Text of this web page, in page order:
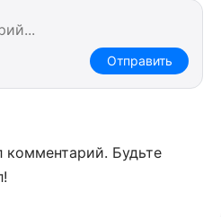
Отправить
комментарий. Будьте